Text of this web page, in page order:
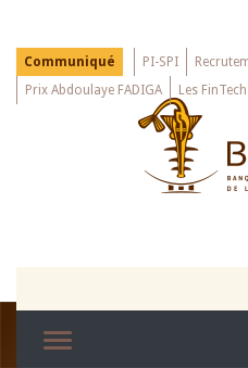
mainMenu
Top
Communiqué PI-SPI
Prix Abdoulaye FADIGA
Les